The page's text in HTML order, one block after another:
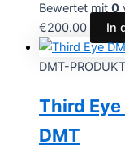
Bewertet mit 0
€200.00 In
DMT-
Third
DMT